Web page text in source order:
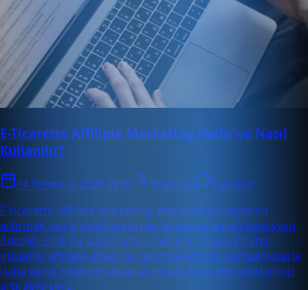
E-Ticarette Affiliate Marketing Nedir ve Nasıl
Kullanılır?
14 Temmuz 2026 09:46 Enabase
0 yorum
E-ticarette affiliate marketing, markaların satışlarını
artırmak için iş ortaklarına performansa dayalı komisyon
ödediği etkili bir pazarlama modelidir. Doğru strateji,
güvenilir affiliate ağları ve optimize edilmiş kampanyalarla
daha geniş kitlelere ulaşarak düşük maliyetle gelirlerinizi
artırabilirsiniz.